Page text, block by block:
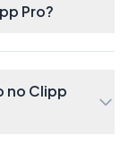
dessa nota
Pro?
no Clipp